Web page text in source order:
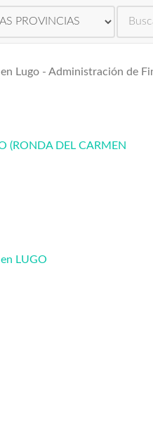
Lugo - Administración de
(RONDA DEL CARMEN
LUGO